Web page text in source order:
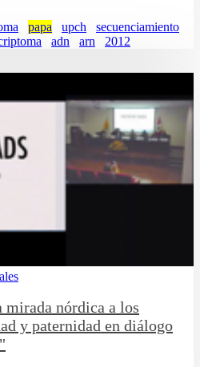
papa upch
secuenciamiento
adn arn 2012
mirada nórdica a los
y paternidad en diálogo